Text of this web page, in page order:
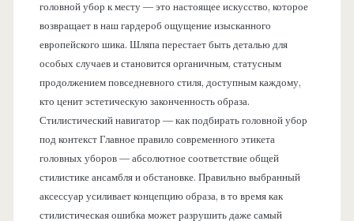
головной убор к месту — это настоящее искусство, которое
возвращает в наш гардероб ощущение изысканного
европейского шика. Шляпа перестает быть деталью для
особых случаев и становится органичным, статусным
продолжением повседневного стиля, доступным каждому,
кто ценит эстетическую законченность образа.
Стилистический навигатор — как подбирать головной убор
под контекст Главное правило современного этикета
головных уборов — абсолютное соответствие общей
стилистике ансамбля и обстановке. Правильно выбранный
аксессуар усиливает концепцию образа, в то время как
стилистическая ошибка может разрушить даже самый